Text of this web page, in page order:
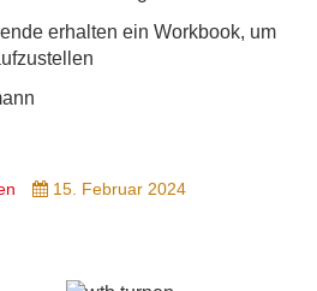
erhalten ein Workbook, um
15. Februar 2024